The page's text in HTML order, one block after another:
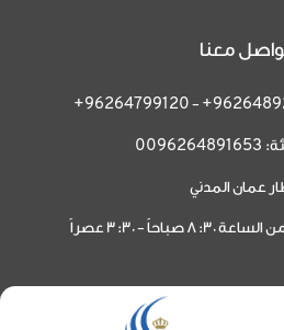
معنا
-
96264799120+
0096264891653
عمان المدني
صباحاً - 3:30 عصراً